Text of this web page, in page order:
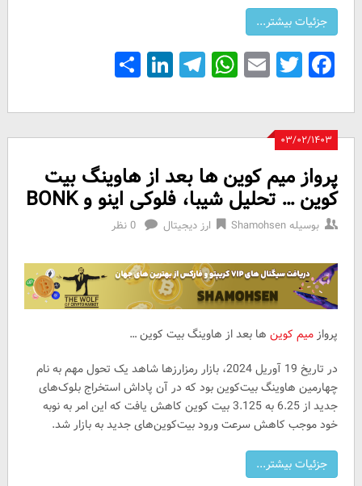
Facebook
Twitter
Email
WhatsApp
Telegram
LinkedIn
Share
۰۳/۰۲/۱۴۰۳
پرواز میم کوین ها بعد از هاوینگ بیت
کوین … تحلیل شیبا، فلوکی اینو و BONK
بوسیلهShamohsen ارز دیجیتال 0 نظر
پرواز میم کوینها بعد از هاوینگ بیت کوین …
در تاریخ 19 آوریل 2024، بازار رمزارزها شاهد یک تحول مهم به نام
چهارمین هاوینگ بیت‌کوین بود که در آن پاداش استخراج بلوک‌های
جدید از 6.25 به 3.125 بیت کوین کاهش یافت که این امر به نوبه
خود موجب کاهش سرعت ورود بیت‌کوین‌های جدید به بازار شد.